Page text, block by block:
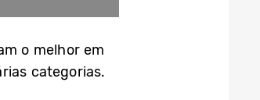
o melhor em
categorias.